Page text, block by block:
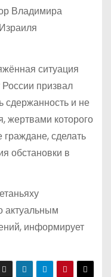
Владимира
ситуация
России призвал
сдержанность и не
жертвами которого
сделать
обстановки в
актуальным
информирует